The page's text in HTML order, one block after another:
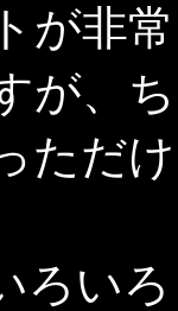
が非
が、
ただ
ろい